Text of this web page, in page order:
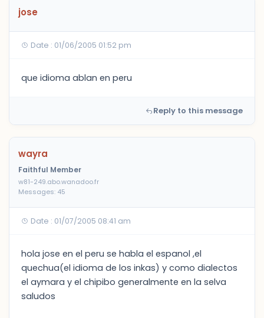
jose
Date : 01/06/2005 01:52 pm
que idioma ablan en peru
Reply to this message
wayra
Faithful Member
w81-249.abo.wanadoo.fr
Messages: 45
Date : 01/07/2005 08:41 am
hola jose en el peru se habla el espanol ,el
quechua(el idioma de los inkas) y como dialectos
el aymara y el chipibo generalmente en la selva
saludos